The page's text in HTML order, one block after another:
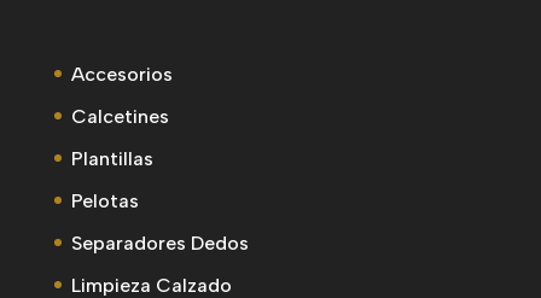
Accesorios
Calcetines
Plantillas
Pelotas
Separadores Dedos
Limpieza Calzado